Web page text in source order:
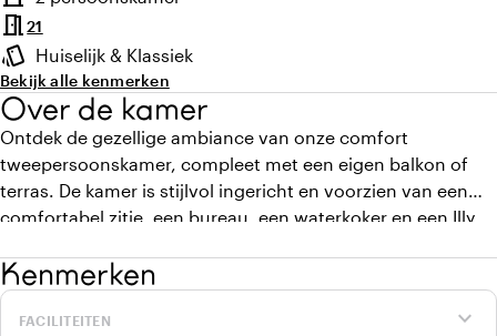
Type kamer
meeting_room21
style
Sfeer en uitstraling
Huiselijk & Klassiek
Bekijk alle kenmerken
Over de kamer
Ontdek de gezellige ambiance van onze comfort
tweepersoonskamer, compleet met een eigen balkon of
terras. De kamer is stijlvol ingericht en voorzien van een
comfortabel zitje, een bureau, een waterkoker en een Illy
handbereik en maak gebruik van de ruime kledingkast. De
badkamer biedt een bad-douche combinatie, een toilet en
een wastafel met make-up spiegel voor uw gemak.
Kenmerken
expand_more
FACILITEITEN